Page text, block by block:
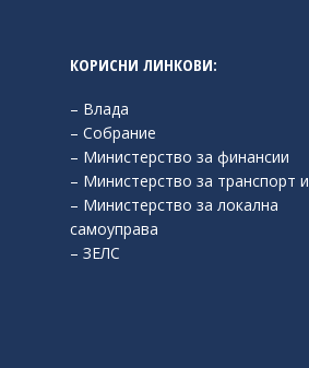
КОРИСНИ ЛИНКОВИ:
– Влада
– Собрание
– Министерство за финансии
– Министерство за транспорт
– Министерство за локална
самоуправа
– ЗЕЛС